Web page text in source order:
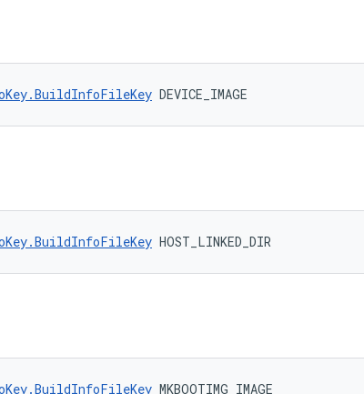
DEVICE_IMAGE
HOST_LINKED_DIR
MKBOOTIMG_IMAGE